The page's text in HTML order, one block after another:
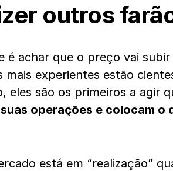
outros
é achar que o preço vai
experientes estão
eles são os primeiros a agir
operações e colocam o
está em “realização”